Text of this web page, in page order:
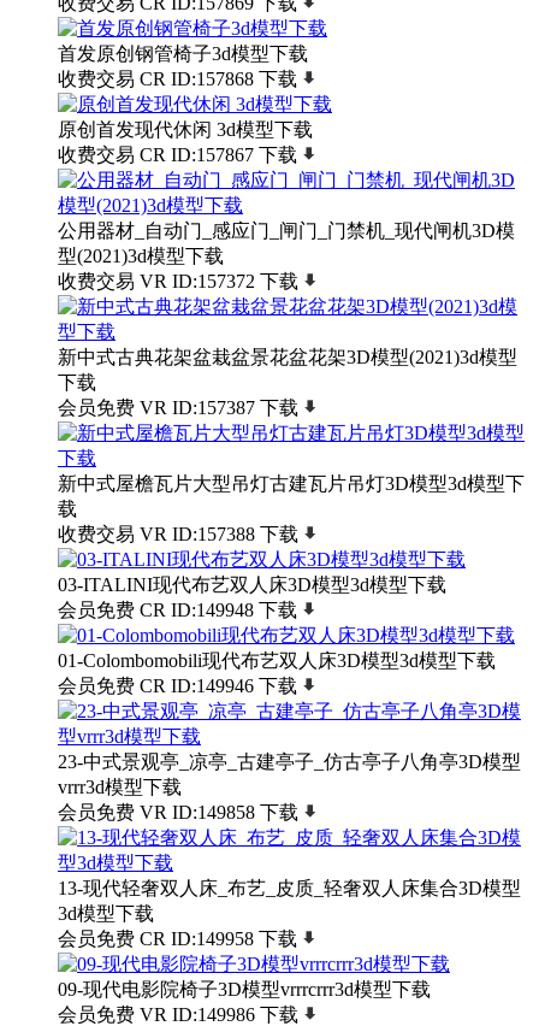
首发原创钢管椅子3d模型下载
收费交易 CR ID:157868 下载
原创首发现代休闲 3d模型下载
收费交易 CR ID:157867 下载
公用器材_自动门_感应门_闸门_门禁机_现代闸机3D模
型(2021)3d模型下载
收费交易 VR ID:157372 下载
新中式古典花架盆栽盆景花盆花架3D模型(2021)3d模型
下载
会员免费 VR ID:157387 下载
新中式屋檐瓦片大型吊灯古建瓦片吊灯3D模型3d模型下
载
收费交易 VR ID:157388 下载
03-ITALINI现代布艺双人床3D模型3d模型下载
会员免费 CR ID:149948 下载
01-Colombomobili现代布艺双人床3D模型3d模型下载
会员免费 CR ID:149946 下载
23-中式景观亭_凉亭_古建亭子_仿古亭子八角亭3D模型
vrrr3d模型下载
会员免费 VR ID:149858 下载
13-现代轻奢双人床_布艺_皮质_轻奢双人床集合3D模型
3d模型下载
会员免费 CR ID:149958 下载
09-现代电影院椅子3D模型vrrrcrrr3d模型下载
会员免费 VR ID:149986 下载